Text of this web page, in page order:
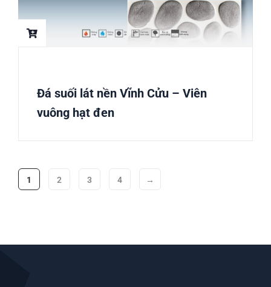
Đá suối lát nền Vĩnh Cửu – Viên
vuông hạt đen
1 2 3 4 →